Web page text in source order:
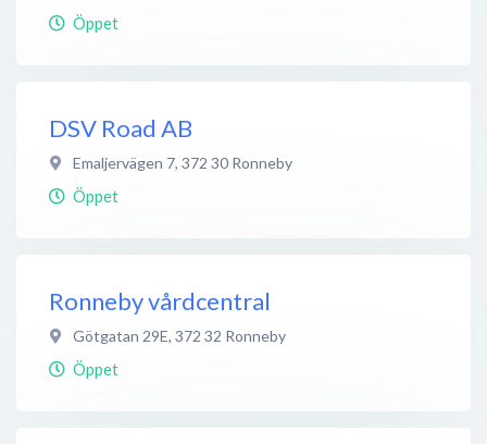
Öppet
DSV Road AB
Emaljervägen 7, 372 30 Ronneby
Öppet
Ronneby vårdcentral
Götgatan 29E, 372 32 Ronneby
Öppet